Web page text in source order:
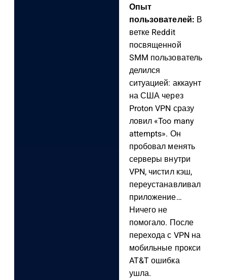
Опыт
пользователей: В
ветке Reddit
посвященной
SMM пользователь
делился
ситуацией: аккаунт
на США через
Proton VPN сразу
ловил «Too many
attempts». Он
пробовал менять
серверы внутри
VPN, чистил кэш,
переустанавливал
приложение…
Ничего не
помогало. После
перехода с VPN на
мобильные прокси
AT&T ошибка
ушла.